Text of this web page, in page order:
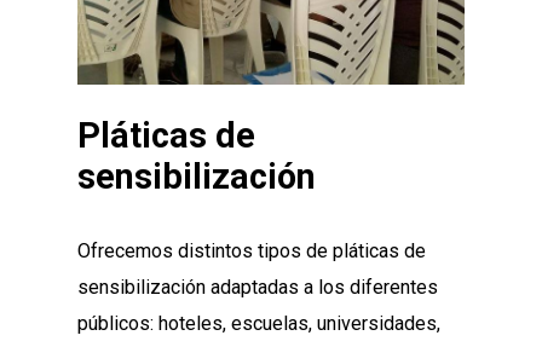
Pláticas de
sensibilización
Ofrecemos distintos tipos de pláticas de
sensibilización adaptadas a los diferentes
públicos: hoteles, escuelas, universidades,